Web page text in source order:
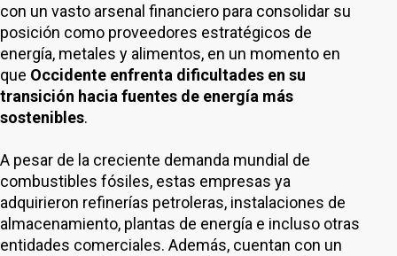
con un vasto arsenal financiero para consolidar su
posición como proveedores estratégicos de
energía, metales y alimentos, en un momento en
que Occidente enfrenta dificultades en su
transición hacia fuentes de energía más
sostenibles.
A pesar de la creciente demanda mundial de
combustibles fósiles, estas empresas ya
adquirieron refinerías petroleras, instalaciones de
almacenamiento, plantas de energía e incluso otras
entidades comerciales. Además, cuentan con un